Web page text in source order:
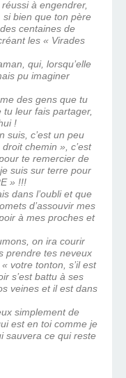
à engendrer,
si bien que ton père
centaines de
les « Virades
qui, lorsqu’elle
pu imaginer
des gens que tu
leur fais partager,
!
suis, c’est un peu
chemin », c’est
te remercier de
suis sur terre pour
» !!!
dans l’oubli et que
d’assouvir mes
à mes proches et
on ira courir
prendre tes neveux
votre tonton, s’il est
s’est battu à ses
veines et il est dans
simplement de
est en toi comme je
sauvera ce qui reste